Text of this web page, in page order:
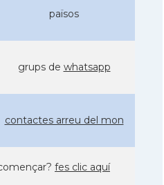
països
grups de whatsapp
contactes arreu del mon
fes clic aquí